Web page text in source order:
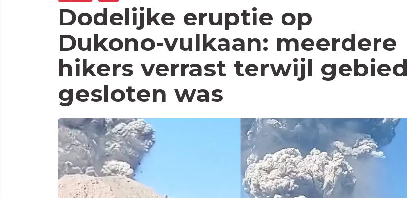
Dodelijke eruptie op
Dukono-vulkaan: meerdere
hikers verrast terwijl gebied
gesloten was